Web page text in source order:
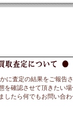
に査定の結果をご報告
を確認させて頂きたい
したら何でもお問い合